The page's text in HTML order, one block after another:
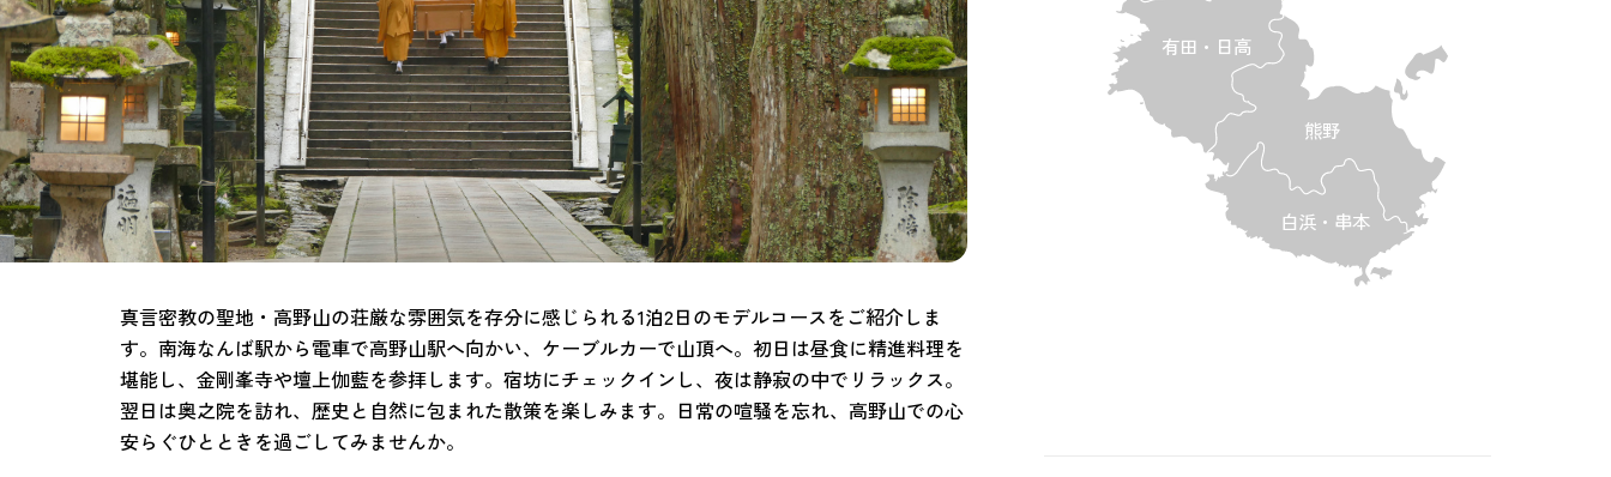
真言密教の聖地・高野山の荘厳な雰囲気を存分に感じられる1泊2日のモデルコースをご紹介しま
す。南海なんば駅から電車で高野山駅へ向かい、ケーブルカーで山頂へ。初日は昼食に精進料理を
堪能し、金剛峯寺や壇上伽藍を参拝します。宿坊にチェックインし、夜は静寂の中でリラックス。
翌日は奥之院を訪れ、歴史と自然に包まれた散策を楽しみます。日常の喧騒を忘れ、高野山での心
安らぐひとときを過ごしてみませんか。
有田・日高
熊野
白浜・串本